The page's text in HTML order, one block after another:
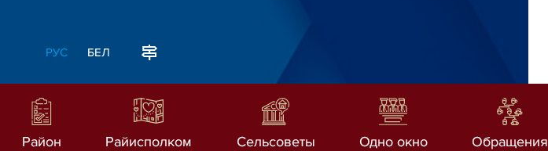
РУС БЕЛ
Район Райисполком Сельсоветы Одно окно Обращения